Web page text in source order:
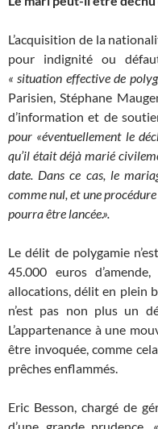
L’acquisition de la
pour indignité ou
« situation effective de
Parisien, Stéphane
d’information et de
pour «éventuellement le
qu’il était déjà marié
date. Dans ce cas, le
comme nul, et une
pourra être lancée.».
Le délit de polygamie
45.000 euros
allocations, délit en plein
n’est pas non plus un
L’appartenance à une
être invoquée, comme
prêches enflammés.
Eric Besson, chargé de